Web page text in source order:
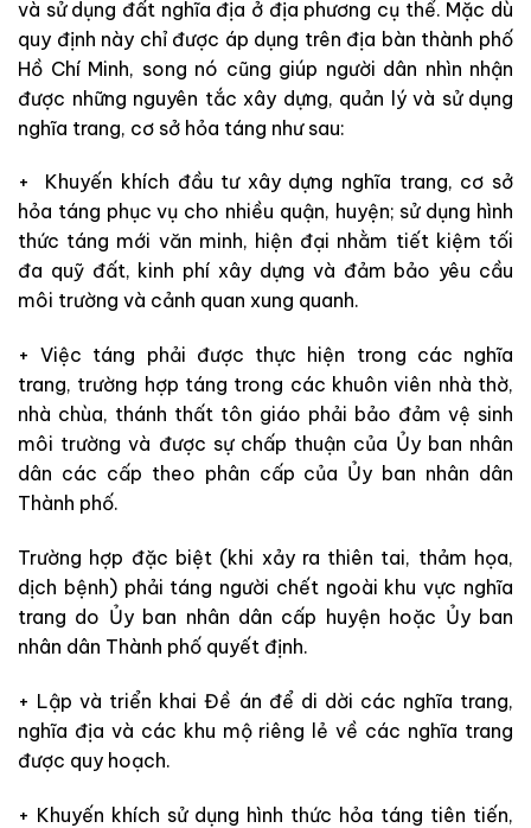
và sử dụng đất nghĩa địa ở địa phương cụ thể. Mặc dù
quy định này chỉ được áp dụng trên địa bàn thành phố
Hồ Chí Minh, song nó cũng giúp người dân nhìn nhận
được những nguyên tắc xây dựng, quản lý và sử dụng
nghĩa trang, cơ sở hỏa táng như sau:
+ Khuyến khích đầu tư xây dựng nghĩa trang, cơ sở
hỏa táng phục vụ cho nhiều quận, huyện; sử dụng hình
thức táng mới văn minh, hiện đại nhằm tiết kiệm tối
đa quỹ đất, kinh phí xây dựng và đảm bảo yêu cầu
môi trường và cảnh quan xung quanh.
+ Việc táng phải được thực hiện trong các nghĩa
trang, trường hợp táng trong các khuôn viên nhà thờ,
nhà chùa, thánh thất tôn giáo phải bảo đảm vệ sinh
môi trường và được sự chấp thuận của Ủy ban nhân
dân các cấp theo phân cấp của Ủy ban nhân dân
Thành phố.
Trường hợp đặc biệt (khi xảy ra thiên tai, thảm họa,
dịch bệnh) phải táng người chết ngoài khu vực nghĩa
trang do Ủy ban nhân dân cấp huyện hoặc Ủy ban
nhân dân Thành phố quyết định.
+ Lập và triển khai Đề án để di dời các nghĩa trang,
nghĩa địa và các khu mộ riêng lẻ về các nghĩa trang
được quy hoạch.
+ Khuyến khích sử dụng hình thức hỏa táng tiên tiến,